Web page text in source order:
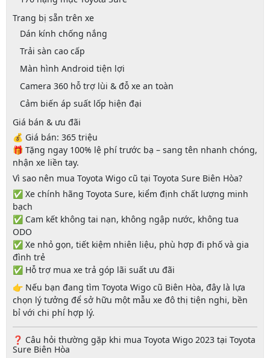
Trang bị sẵn trên xe
Dán kính chống nắng
Trải sàn cao cấp
Màn hình Android tiện lợi
Camera 360 hỗ trợ lùi & đỗ xe an toàn
Cảm biến áp suất lốp hiện đại
Giá bán & ưu đãi
💰 Giá bán: 365 triệu
🎁 Tặng ngay 100% lệ phí trước bạ – sang tên nhanh chóng,
nhận xe liền tay.
Vì sao nên mua Toyota Wigo cũ tại Toyota Sure Biên Hòa?
✅ Xe chính hãng Toyota Sure, kiểm định chất lượng minh
bạch
✅ Cam kết không tai nạn, không ngập nước, không tua
ODO
✅ Xe nhỏ gọn, tiết kiệm nhiên liệu, phù hợp đi phố và gia
đình trẻ
✅ Hỗ trợ mua xe trả góp lãi suất ưu đãi
👉 Nếu bạn đang tìm Toyota Wigo cũ Biên Hòa, đây là lựa
chọn lý tưởng để sở hữu một mẫu xe đô thị tiện nghi, bền
bỉ với chi phí hợp lý.
❓ Câu hỏi thường gặp khi mua Toyota Wigo 2023 tại Toyota
Sure Biên Hòa